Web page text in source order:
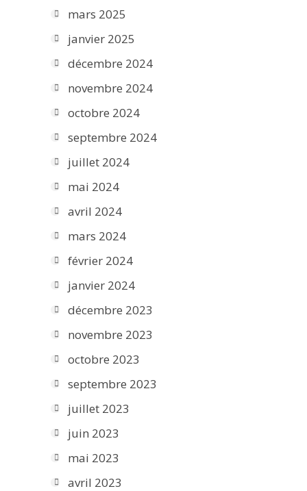
mars 2025
janvier 2025
décembre 2024
novembre 2024
octobre 2024
septembre 2024
juillet 2024
mai 2024
avril 2024
mars 2024
février 2024
janvier 2024
décembre 2023
novembre 2023
octobre 2023
septembre 2023
juillet 2023
juin 2023
mai 2023
avril 2023